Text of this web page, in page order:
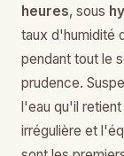
heures, sous
taux d'humidité
pendant tout le
prudence.
l'eau qu'il
irrégulière et